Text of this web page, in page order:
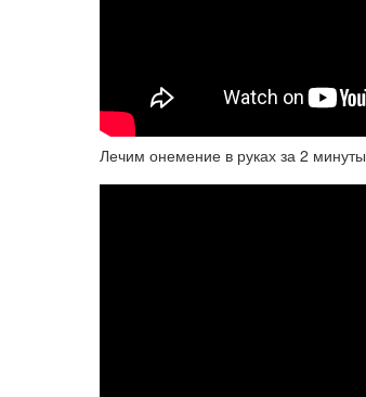
Лечим онемение в руках за 2 минуты